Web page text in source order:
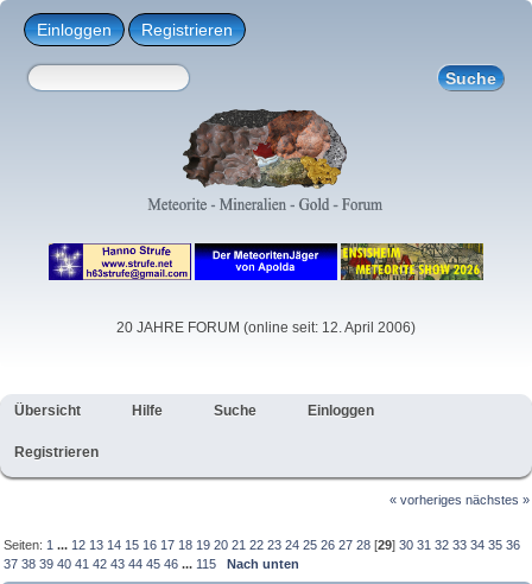
Einloggen Registrieren
20 JAHRE FORUM (online seit: 12. April 2006)
Übersicht Hilfe Suche Einloggen
Registrieren
« vorheriges nächstes »
Seiten: 1 ... 12 13 14 15 16 17 18 19 20 21 22 23 24 25 26 27 28 [29]30 31 32 33 34 35 36
37 38 39 40 41 42 43 44 45 46 ... 115 Nach unten